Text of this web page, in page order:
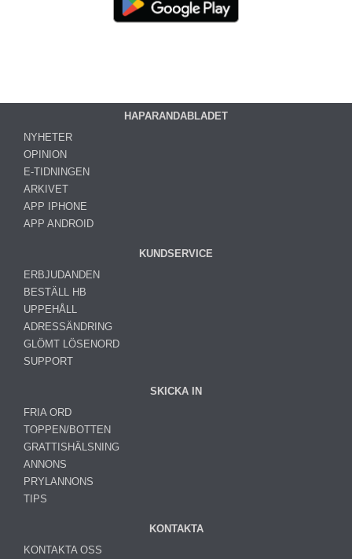
HAPARANDABLADET
NYHETER
OPINION
E-TIDNINGEN
ARKIVET
APP IPHONE
APP ANDROID
KUNDSERVICE
ERBJUDANDEN
BESTÄLL HB
UPPEHÅLL
ADRESSÄNDRING
GLÖMT LÖSENORD
SUPPORT
SKICKA IN
FRIA ORD
TOPPEN/BOTTEN
GRATTISHÄLSNING
ANNONS
PRYLANNONS
TIPS
KONTAKTA
KONTAKTA OSS